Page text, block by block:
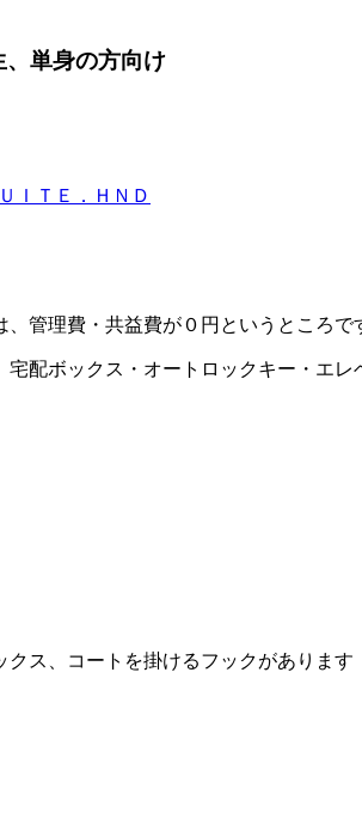
、単身の方向け
ＩＴＥ．ＨＮＤ
管理費・共益費が０円というところで
宅配ボックス・オートロックキー・エ
クス、コートを掛けるフックがあります